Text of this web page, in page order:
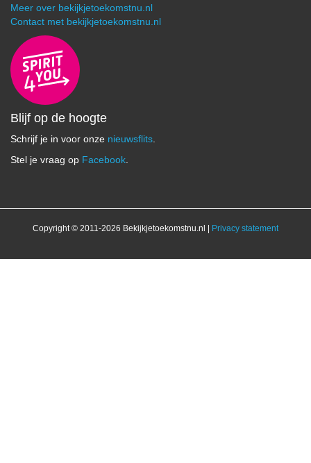
Meer over bekijkjetoekomstnu.nl
Contact met bekijkjetoekomstnu.nl
Blijf op de hoogte
Schrijf je in voor onze nieuwsflits
Stel je vraag op Facebook
Copyright © 2011-2026 Bekijkjetoekomstnu.nl | Privacy statement